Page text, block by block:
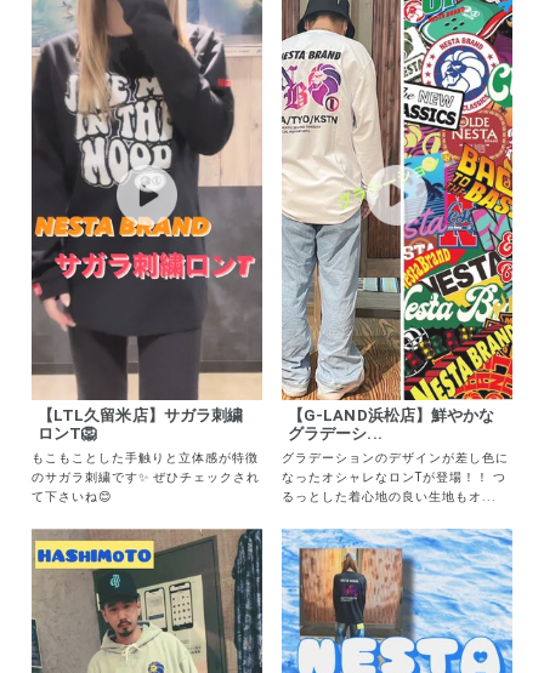
【LTL久留米店】サガラ刺繍
ロンT🦁
もこもことした手触りと立体感が特徴
のサガラ刺繍です✨ ぜひチェックされ
【G-LAND浜松店】鮮やかな
グラデーシ...
グラデーションのデザインが差し色に
なったオシャレなロンTが登場！！ つ